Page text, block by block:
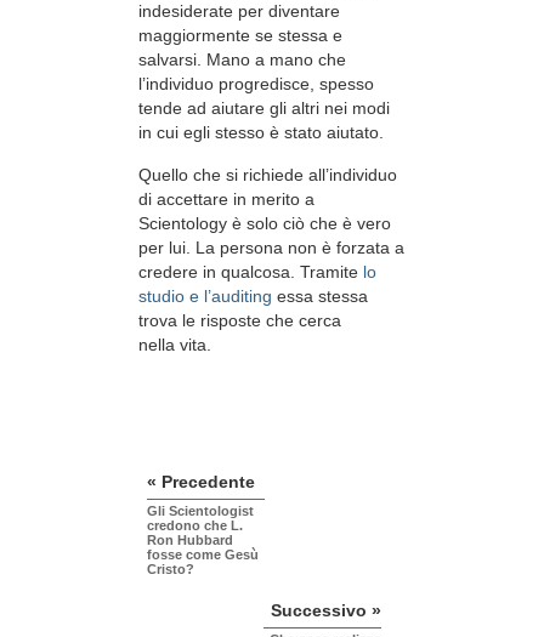
indesiderate per diventare
maggiormente se stessa e
salvarsi. Mano a mano che
l’individuo progredisce, spesso
tende ad aiutare gli altri nei modi
in cui egli stesso è stato aiutato.
Quello che si richiede all’individuo
di accettare in merito a
Scientology è solo ciò che è vero
per lui. La persona non è forzata a
credere in qualcosa. Tramite lo
studio e l’auditing essa stessa
trova le risposte che cerca
nella vita.
« Precedente
Gli Scientologist
credono che L.
Ron Hubbard
fosse come Gesù
Cristo?
Successivo »